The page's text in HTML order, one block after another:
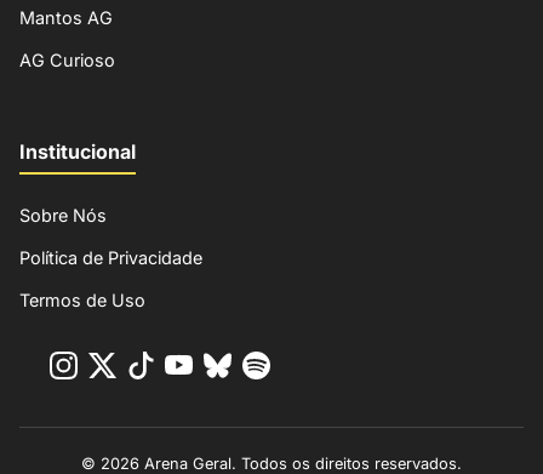
Mantos AG
AG Curioso
Institucional
Sobre Nós
Política de Privacidade
Termos de Uso
© 2026 Arena Geral. Todos os direitos reservados.